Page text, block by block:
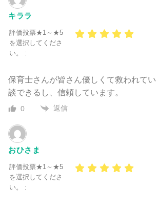
キララ
評価投票★1～★5
を選択してくださ
い。 :
保育士さんが皆さん優しくて救われて
談できるし、信頼しています。
0 返信
おひさま
評価投票★1～★5
を選択してくださ
い。 :